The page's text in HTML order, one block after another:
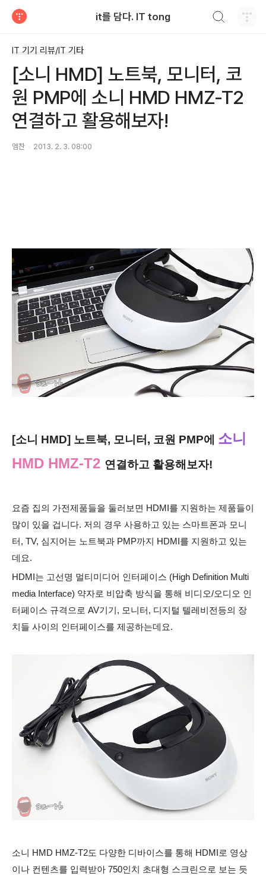
it를 담다. IT tong
IT 기기 리뷰/IT 기타
[소니 HMD] 노트북, 모니터, 코
원 PMP에 소니 HMD HMZ-T2
연결하고 활용해보자!
엠찬 2013. 2. 3. 08:00
[소니 HMD] 노트북, 모니터, 코원 PMP에 소니
HMD HMZ-T2 연결하고 활용해보자!
요즘 집의 가전제품들을 둘러보면 HDMI를 지원하는 제품들이
많이 있을 겁니다. 저의 경우 사용하고 있는 스마트폰과 모니
터, TV, 심지어는 노트북과 PMP까지 HDMI를 지원하고 있는
데요.
HDMI는 고선명 멀티미디어 인터페이스 (High Definition Multi
media Interface) 약자로 비압축 방식을 통해 비디오/오디오 인
터페이스 규격으로 AV기기, 모니터, 디지털 텔레비전등의 장
치들 사이의 인터페이스를 제공하는데요.
소니 HMD HMZ-T2도 다양한 디바이스를 통해 HDMI로 영상
이나 컨텐츠를 입력받아 750인치 초대형 스크린으로 보는 듯